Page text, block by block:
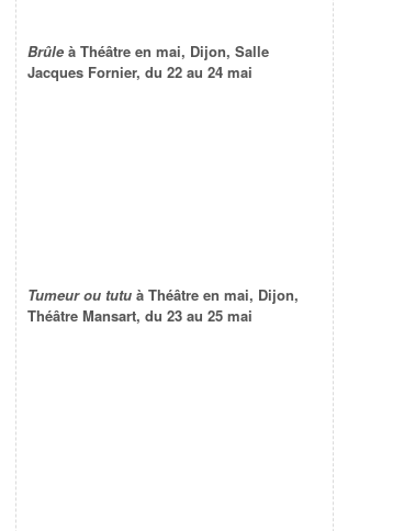
Brûle à Théâtre en mai, Dijon, Salle
Jacques Fornier, du 22 au 24 mai
Tumeur ou tutu à Théâtre en mai, Dijon,
Théâtre Mansart, du 23 au 25 mai